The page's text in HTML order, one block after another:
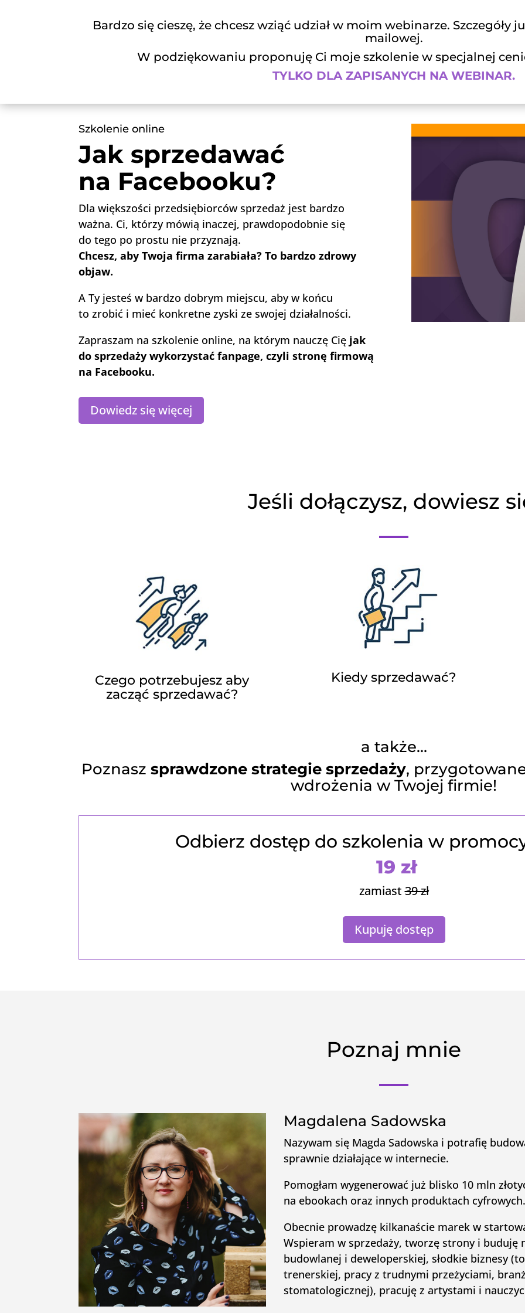
Bardzo się cieszę, że chcesz wziąć udział w moim webinarze. Szczegóły
mailowej.
W podziękowaniu proponuję Ci moje szkolenie w specjalnej
TYLKO DLA ZAPISANYCH NA WEBINAR.
Szkolenie online
Jak sprzedawać
na Facebooku?
Dla większości przedsiębiorców sprzedaż jest bardzo
ważna. Ci, którzy mówią inaczej, prawdopodobnie się
do tego po prostu nie przyznają.
Chcesz, aby Twoja firma zarabiała? To bardzo zdrowy
objaw.
A Ty jesteś w bardzo dobrym miejscu, aby w końcu
to zrobić i mieć konkretne zyski ze swojej działalności.
Zapraszam na szkolenie online, na którym nauczę Cię jak
do sprzedaży wykorzystać fanpage, czyli stronę firmową
na Facebooku.
Dowiedz się więcej
Jeśli dołączysz, dowiesz
Czego potrzebujesz aby
zacząć sprzedawać?
Kiedy sprzedawać?
a także…
Poznasz sprawdzone strategie sprzedaży,
wdrożenia w Twojej firmie!
Odbierz dostęp do szkolenia w
19 zł
zamiast39 zł
Kupuję dostęp
Poznaj mnie
Magdalena Sadowska
Nazywam się Magda Sadowska i potrafię
sprawnie działające w internecie.
Pomogłam wygenerować już blisko 10 mln
na ebookach oraz innych produktach
Obecnie prowadzę kilkanaście marek w
Wspieram w sprzedaży, tworzę strony i
budowlanej i deweloperskiej, słodkie biznesy
trenerskiej, pracy z trudnymi przeżyciami,
stomatologicznej), pracuję z artystami i